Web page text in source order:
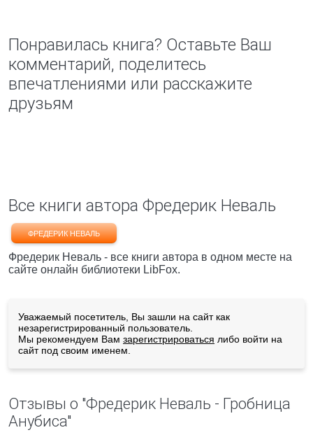
Понравилась книга? Оставьте Ваш
комментарий, поделитесь
впечатлениями или расскажите
друзьям
Все книги автора Фредерик Неваль
ФРЕДЕРИК НЕВАЛЬ
Фредерик Неваль - все книги автора в одном месте на
сайте онлайн библиотеки LibFox.
Уважаемый посетитель, Вы зашли на сайт как
незарегистрированный пользователь.
Мы рекомендуем Вам зарегистрироваться либо войти на
сайт под своим именем.
Отзывы о "Фредерик Неваль - Гробница
Анубиса"